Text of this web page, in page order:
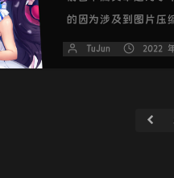
的因为涉及到图片压
TuJun 2022